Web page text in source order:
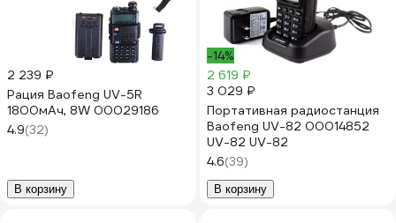
2 239 ₽
Рация Baofeng UV-5R
1800мАч, 8W 00029186
4.9(32)
В корзину
-14%
2 619 ₽
3 029 ₽
Портативная радиостанция
Baofeng UV-82 00014852
UV-82 UV-82
4.6(39)
В корзину